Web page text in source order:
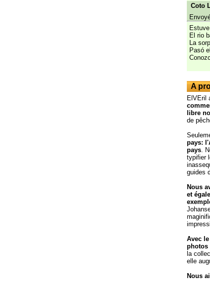
Coto
El rio
La
Pasó
A
ElVEril
libre
de
pays:
pays .
typifier
guides
Nous
et
Avec
photos
la
elle
Nous